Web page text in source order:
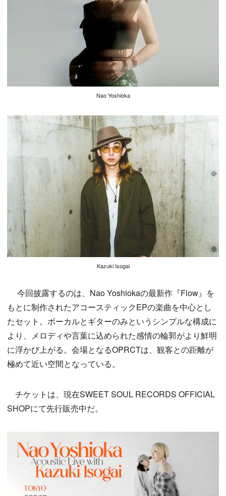
Nao Yoshioka
Kazuki Isogai
今回披露するのは、Nao Yoshiokaの最新作『Flow』を
もとに制作されたアコースティックEPの楽曲を中心とし
たセット。ボーカルとギターのみというシンプルな構成に
より、メロディや言葉に込められた感情の輪郭がより鮮明
に浮かび上がる。会場となるOPRCTは、観客との距離が
極めて近い空間となっている。
チケットは、現在SWEET SOUL RECORDS OFFICIAL
SHOPにて先行販売中だ。